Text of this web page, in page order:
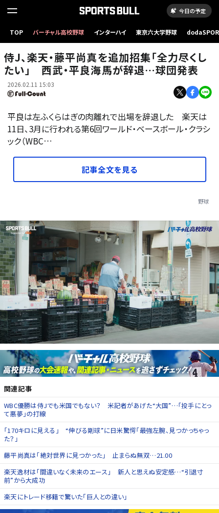
今日の予定
TOP バーチャル高校野球 インターハイ 東京六大学野球
楽天・藤平尚真【写真：小林靖】
侍J、楽天・藤平尚真を追加招集「全力尽くし
たい」 西武・平良海馬が辞退…球団発表
2026.02.11 15:03
平良は左ふくらはぎの肉離れで出場を辞退した 楽天は
11日、3月に行われる第6回ワールド・ベースボール・クラシ
ック（WBC…
記事全文を見る
野球
関連記事
WBC優勝は侍Jでも米国でもない？ 米記者があげた“大国”…「投手にとっ
て悪夢」の打線
「170キロに見える」 “伸びる剛球”に日米驚愕「最強左腕、見つかっちゃっ
た？」
藤平尚真は「絶対世界に見つかった」 止まらぬ無双…21.00
楽天逸材は「間違いなく未来のエース」 新人と思えぬ安定感…“引退寸
前”から大成功
楽天にトレード移籍で驚いた「巨人との違い」